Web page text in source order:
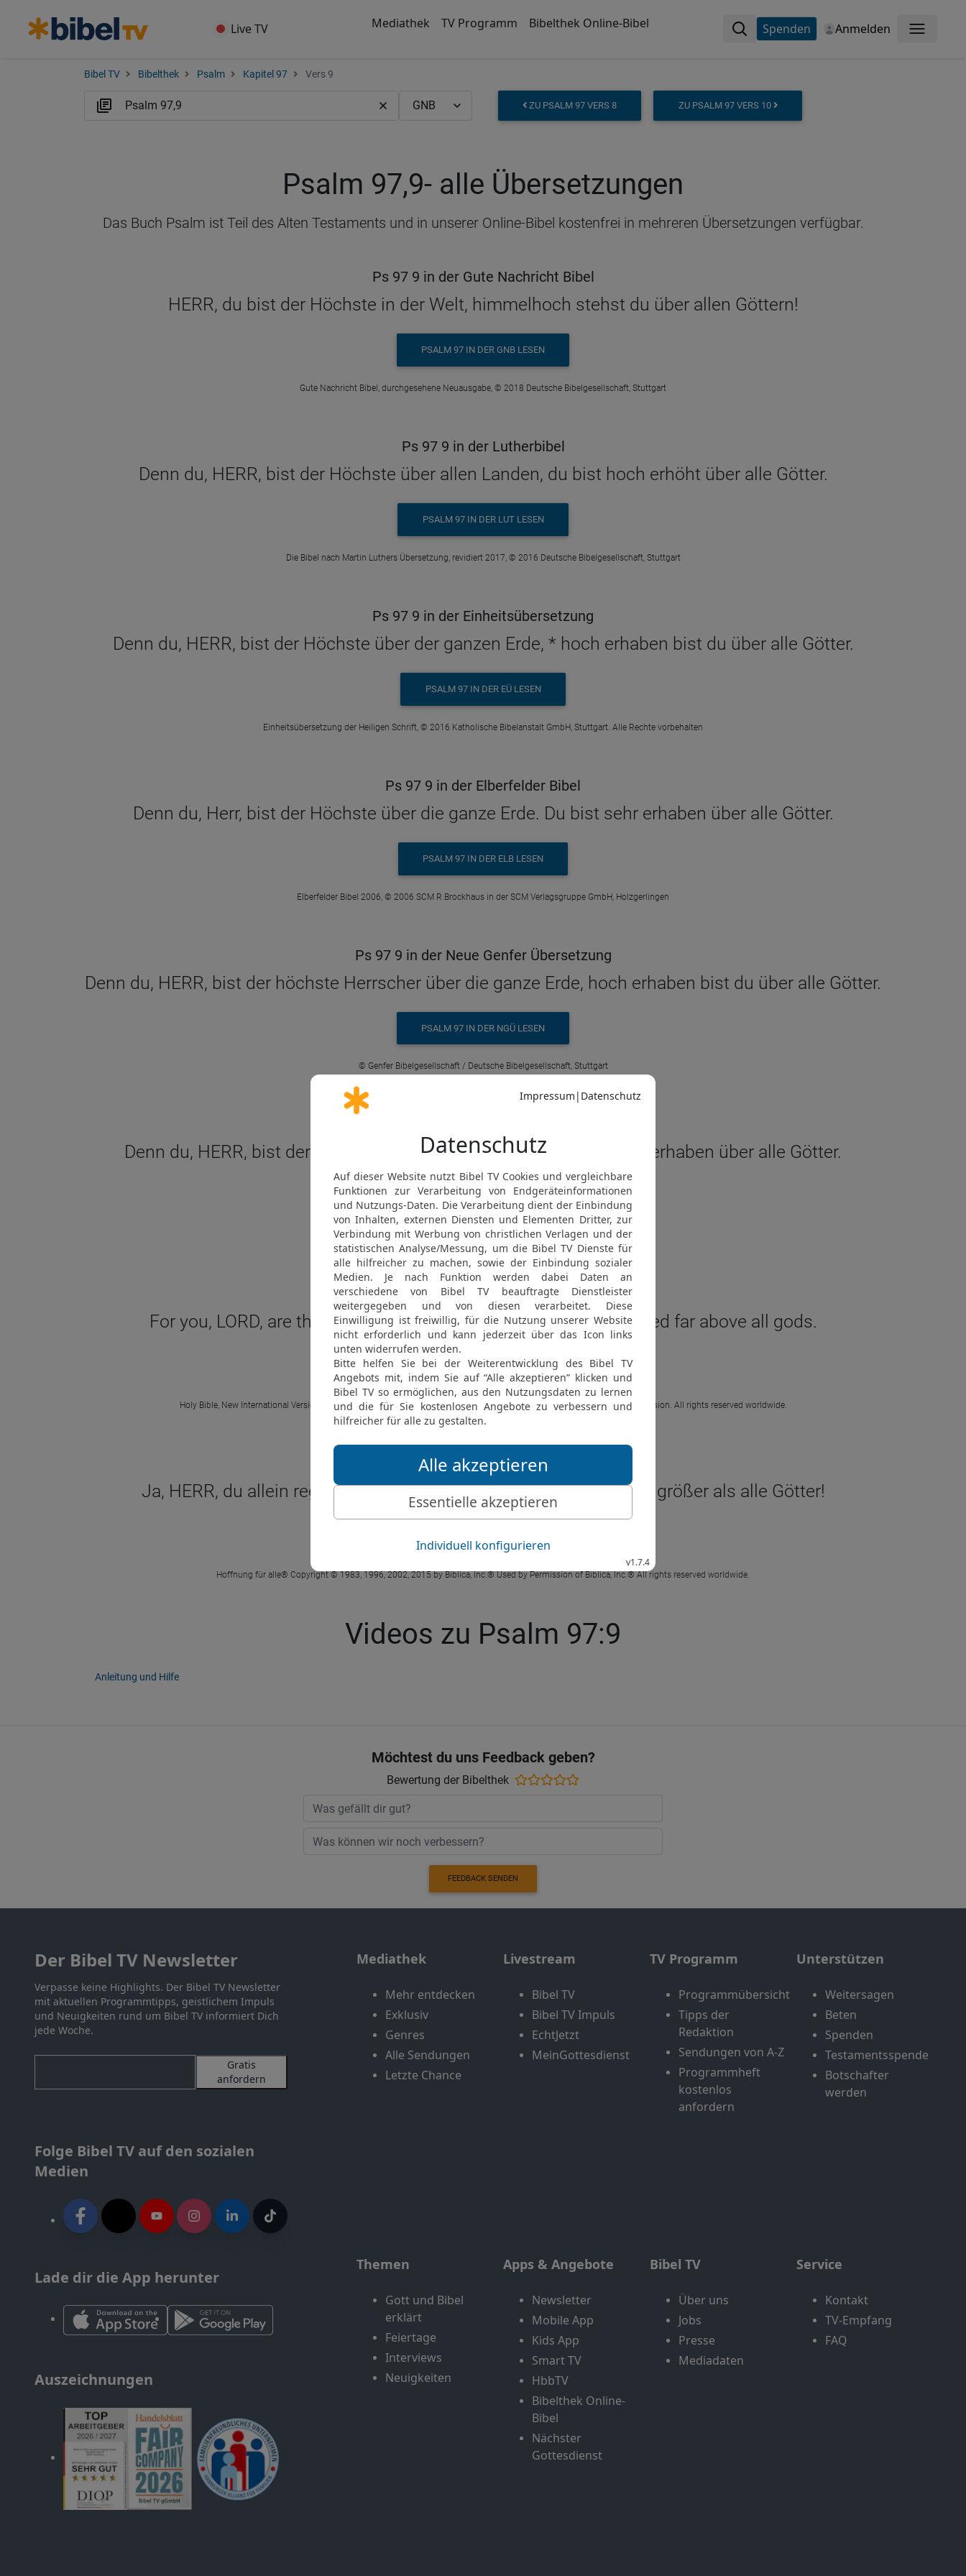
Live TV Mediathek TV Programm Bibelthek Online-Bibel Spenden Anmelden Menü
Bibel TV Bibelthek Psalm Kapitel 97 Vers 9
ZU PSALM 97 VERS 8 ZU PSALM 97 VERS 10
Psalm 97,9- alle Übersetzungen
Das Buch Psalm ist Teil des Alten Testaments und in unserer Online-Bibel kostenfrei in mehreren Übersetzungen verfügbar.
Ps 97 9 in der Gute Nachricht Bibel
HERR, du bist der Höchste in der Welt, himmelhoch stehst du über allen Göttern!
PSALM 97 IN DER GNB LESEN
Gute Nachricht Bibel, durchgesehene Neuausgabe, © 2018 Deutsche Bibelgesellschaft, Stuttgart
Ps 97 9 in der Lutherbibel
Denn du, HERR, bist der Höchste über allen Landen, du bist hoch erhöht über alle Götter.
PSALM 97 IN DER LUT LESEN
Die Bibel nach Martin Luthers Übersetzung, revidiert 2017, © 2016 Deutsche Bibelgesellschaft, Stuttgart
Ps 97 9 in der Einheitsübersetzung
Denn du, HERR, bist der Höchste über der ganzen Erde, * hoch erhaben bist du über alle Götter.
PSALM 97 IN DER EÜ LESEN
Einheitsübersetzung der Heiligen Schrift, © 2016 Katholische Bibelanstalt GmbH, Stuttgart. Alle Rechte vorbehalten
Ps 97 9 in der Elberfelder Bibel
Denn du, Herr, bist der Höchste über die ganze Erde. Du bist sehr erhaben über alle Götter.
PSALM 97 IN DER ELB LESEN
Elberfelder Bibel 2006, © 2006 SCM R.Brockhaus in der SCM Verlagsgruppe GmbH, Holzgerlingen
Ps 97 9 in der Neue Genfer Übersetzung
Denn du, HERR, bist der höchste Herrscher über die ganze Erde, hoch erhaben bist du über alle Götter.
PSALM 97 IN DER NGÜ LESEN
© Genfer Bibelgesellschaft / Deutsche Bibelgesellschaft, Stuttgart
Denn du, HERR, bist der Höchste über die ganze Erde; du bist hoch erhaben über alle Götter.
PSALM 97 IN DER SLT LESEN
© 2000 Genfer Bibelgesellschaft
Ps 97 9 in der New International Version
For you, LORD, are the Most High over all the earth; you are exalted far above all gods.
PSALM 97 IN DER NIV LESEN
Holy Bible, New International Version ® (Anglicised), NIV TM Copyright © 1979, 1984, 2011 by Biblica, Inc. Used with permission. All rights reserved worldwide.
Ps 97 9 in der Hoffnung für Alle
Ja, HERR, du allein regierst die ganze Welt, du bist mächtiger und größer als alle Götter!
Hoffnung für alle® Copyright © 1983, 1996, 2002, 2015 by Biblica, Inc.® Used by Permission of Biblica, Inc.® All rights reserved worldwide.
Videos zu Psalm 97:9
Anleitung und Hilfe
Möchtest du uns Feedback geben?
Bewertung der Bibelthek
FEEDBACK SENDEN
Der Bibel TV Newsletter
Verpasse keine Highlights. Der Bibel TV Newsletter
mit aktuellen Programmtipps, geistlichem Impuls
und Neuigkeiten rund um Bibel TV informiert Dich
jede Woche.
Gratis
anfordern
Folge Bibel TV auf den sozialen
Medien
Lade dir die App herunter
Auszeichnungen
Mediathek
Mehr entdecken
Exklusiv
Genres
Alle Sendungen
Letzte Chance
Livestream
Bibel TV
Bibel TV Impuls
EchtJetzt
MeinGottesdienst
TV Programm
Programmübersicht
Tipps der
Redaktion
Sendungen von A-Z
Programmheft
kostenlos
anfordern
Unterstützen
Weitersagen
Beten
Spenden
Testamentsspende
Botschafter
werden
Themen
Gott und Bibel
erklärt
Feiertage
Interviews
Neuigkeiten
Apps & Angebote
Newsletter
Mobile App
Kids App
Smart TV
HbbTV
Bibelthek Online-
Bibel
Nächster
Gottesdienst
Bibel TV
Über uns
Jobs
Presse
Mediadaten
Service
Kontakt
TV-Empfang
FAQ